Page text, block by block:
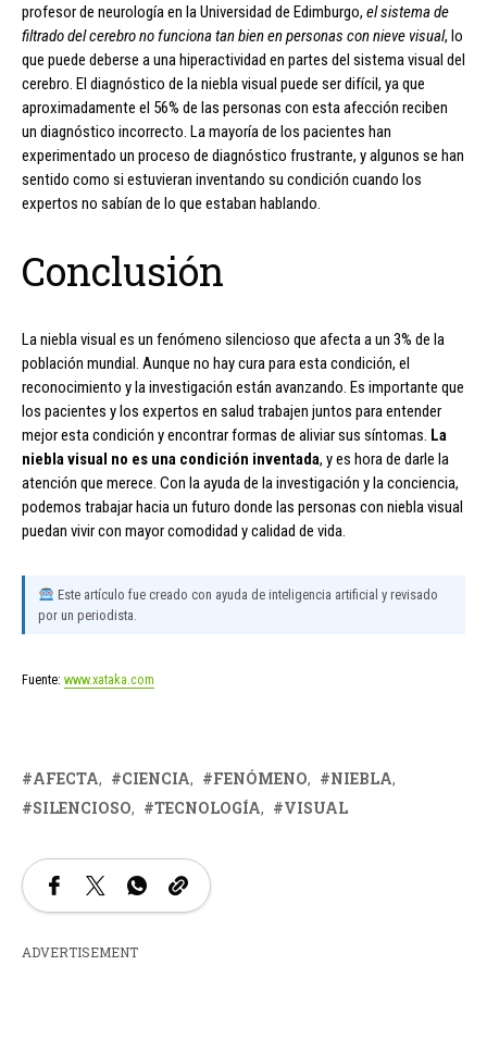
profesor de neurología en la Universidad de Edimburgo, el sistema de
filtrado del cerebro no funciona tan bien en personas con nieve visual, lo
que puede deberse a una hiperactividad en partes del sistema visual del
cerebro. El diagnóstico de la niebla visual puede ser difícil, ya que
aproximadamente el 56% de las personas con esta afección reciben
un diagnóstico incorrecto. La mayoría de los pacientes han
experimentado un proceso de diagnóstico frustrante, y algunos se han
sentido como si estuvieran inventando su condición cuando los
expertos no sabían de lo que estaban hablando.
Conclusión
La niebla visual es un fenómeno silencioso que afecta a un 3% de la
población mundial. Aunque no hay cura para esta condición, el
reconocimiento y la investigación están avanzando. Es importante que
los pacientes y los expertos en salud trabajen juntos para entender
mejor esta condición y encontrar formas de aliviar sus síntomas. La
niebla visual no es una condición inventada, y es hora de darle la
atención que merece. Con la ayuda de la investigación y la conciencia,
podemos trabajar hacia un futuro donde las personas con niebla visual
puedan vivir con mayor comodidad y calidad de vida.
Este artículo fue creado con ayuda de inteligencia artificial y revisado
por un periodista.
Fuente: www.xataka.com
AFECTA CIENCIA FENÓMENO
NIEBLA
SILENCIOSO
TECNOLOGÍA VISUAL
ADVERTISEMENT